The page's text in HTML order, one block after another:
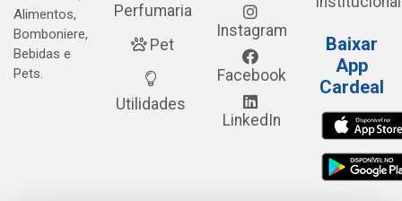
Alimentos,
Bomboniere,
Bebidas e
Pets.
Perfumaria
Pet
Utilidades
Instagram
Facebook
LinkedIn
Baixar
App
Cardeal